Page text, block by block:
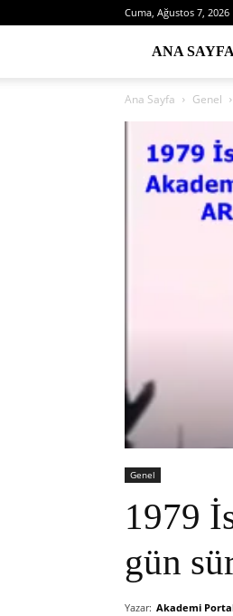
Cuma, Ağustos 7, 2026
ANA SAYFA
Ana Sayfa Genel
Genel
1979
gün
Yazar: Akademi